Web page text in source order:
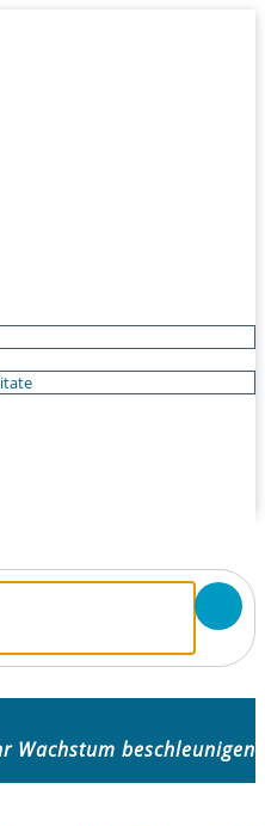
Wachstum beschleunigen